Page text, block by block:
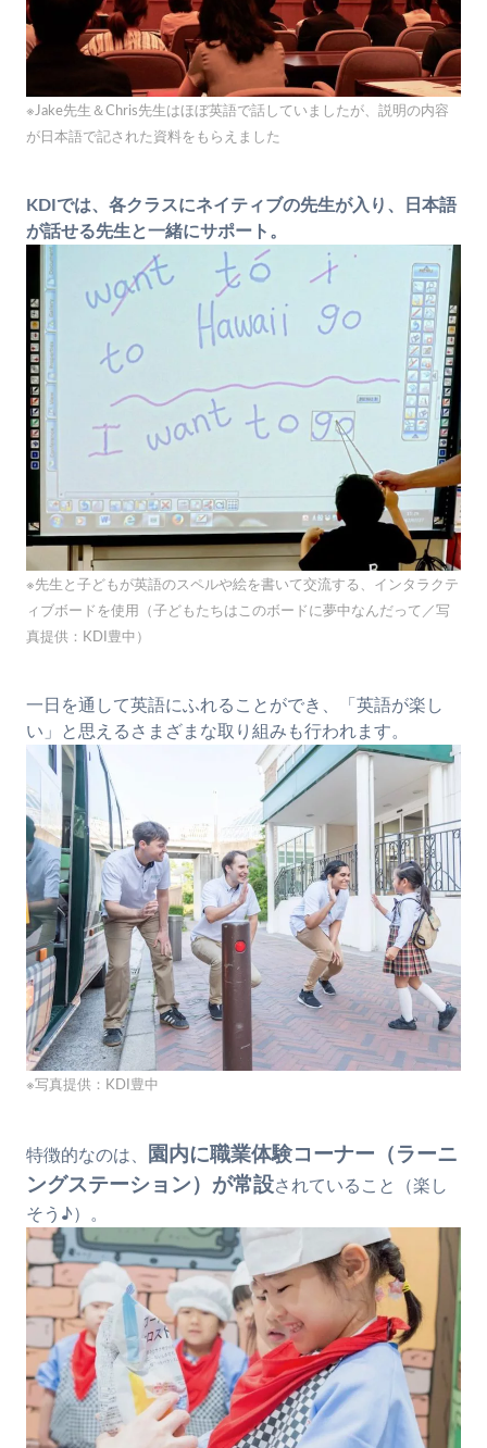
※Jake先生＆Chris先生はほぼ英語で話していましたが、説明の内容
が日本語で記された資料をもらえました
KDIでは、各クラスにネイティブの先生が入り、日本語
が話せる先生と一緒にサポート。
※先生と子どもが英語のスペルや絵を書いて交流する、インタラクテ
ィブボードを使用（子どもたちはこのボードに夢中なんだって／写
真提供：KDI豊中）
一日を通して英語にふれることができ、「英語が楽し
い」と思えるさまざまな取り組みも行われます。
※写真提供：KDI豊中
特徴的なのは、
園内に職業体験コーナー（ラーニ
ングステーション）が常設されていること（楽し
そう♪）。